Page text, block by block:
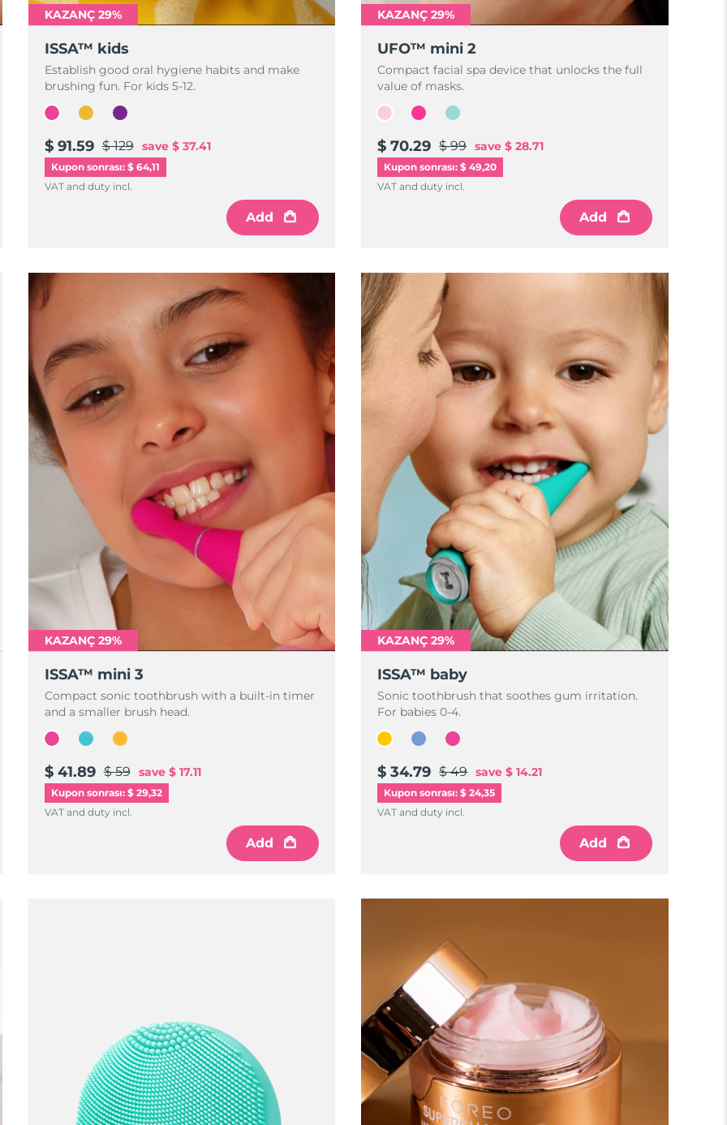
KAZANÇ 29%
ISSA™ kids
Establish good oral hygiene habits and make
brushing fun. For kids 5-12.
$ 91.59 $ 129 save $ 37.41
Kupon sonrası: $ 64,11
VAT and duty incl.
Add
KAZANÇ 29%
UFO™ mini 2
Compact facial spa device that unlocks the full
value of masks.
$ 70.29 $ 99 save $ 28.71
Kupon sonrası: $ 49,20
VAT and duty incl.
Add
KAZANÇ 29%
ISSA™ mini 3
Compact sonic toothbrush with a built-in timer
and a smaller brush head.
$ 41.89 $ 59 save $ 17.11
Kupon sonrası: $ 29,32
VAT and duty incl.
Add
KAZANÇ 29%
ISSA™ baby
Sonic toothbrush that soothes gum irritation.
For babies 0-4.
$ 34.79 $ 49 save $ 14.21
Kupon sonrası: $ 24,35
VAT and duty incl.
Add